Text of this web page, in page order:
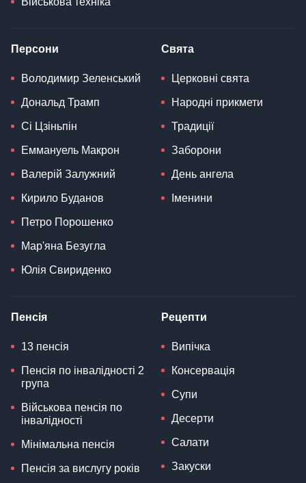
Персони
Володимир Зеленський
Дональд Трамп
Сі Цзіньпін
Еммануель Макрон
Валерій Залужний
Кирило Буданов
Петро Порошенко
Мар'яна Безугла
Юлія Свириденко
Свята
Церковні свята
Народні прикмети
Традиції
Заборони
День ангела
Іменини
Пенсія
13 пенсія
Пенсія по інвалідності 2
група
Військова пенсія по
інвалідності
Мінімальна пенсія
Пенсія за вислугу років
Рецепти
Випічка
Консервація
Супи
Десерти
Салати
Закуски